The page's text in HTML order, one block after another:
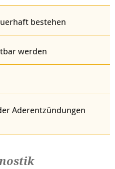
bestehen
werden
Aderentzündungen